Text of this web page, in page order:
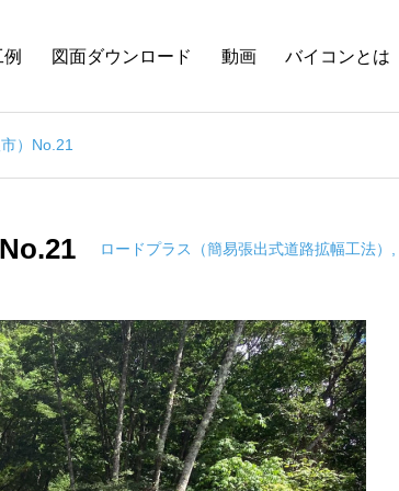
図面ダウンロード 動画 バイコンとは
）No.21
ロードプラス（簡易張出式道路拡幅工法）